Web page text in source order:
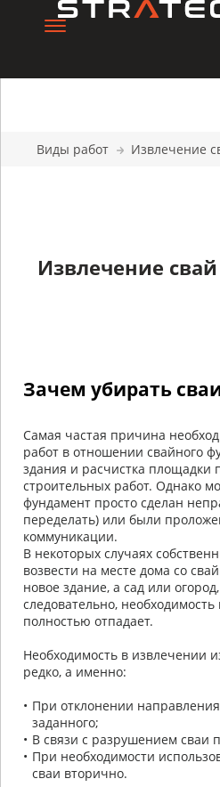
Виды работ Извлечение
Извлечение
Зачем убирать
Самая частая причина
работ в отношении свайного
здания и расчистка площадки
строительных работ. Однако
фундамент просто сделан
переделать) или были
коммуникации.
В некоторых случаях
возвести на месте дома со
новое здание, а сад или
следовательно,
полностью отпадает.
Необходимость в извлечении
редко, а именно:
При отклонении
заданного;
В связи с разрушением сваи
При необходимости
сваи вторично.